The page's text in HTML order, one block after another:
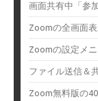
画面共有中「参
Zoomの全画面表
Zoomの設定メ
ファイル送信＆
Zoom無料版の